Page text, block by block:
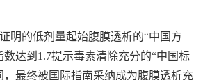
明的低剂量起始腹膜透析的“中国方
数达到 1.7提示毒素清除充分的“中国标
，最终被国际指南采纳成为腹膜透析充